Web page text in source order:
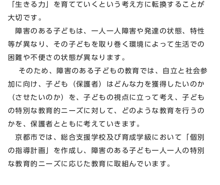
「生きる力」を育てていくという考え方に転換することが
大切です。
障害のある子どもは、一人一人障害や発達の状態、特性
等が異なり、その子どもを取り巻く環境によって生活での
困難や不便さの状態が異なります。
そのため、障害のある子どもの教育では、自立と社会参
加に向け、子ども（保護者）はどんな力を獲得したいのか
（させたいのか）を、子どもの視点に立って考え、子ども
の特別な教育的ニーズに対して、どのような教育を行うの
かを、保護者とともに考えていきます。
京都市では、総合支援学校及び育成学級において「個別
の指導計画」を作成し、障害のある子ども一人一人の特別
な教育的ニーズに応じた教育に取組んでいます。